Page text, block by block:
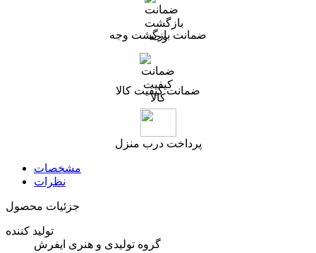
ضمانت بازگشت وجه
ضمانت کیفیت کالا
پرداخت درب منزل
مشخصات
نظرات
جزئیات محصول
تولید کننده
گروه تولیدی و هنری ایفرش